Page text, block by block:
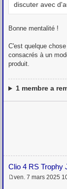
discuter avec
Bonne mentalité !
C'est quelque
consacrés à un
produit.
1membre a
Clio 4 RS
ven. 7 mars 2025